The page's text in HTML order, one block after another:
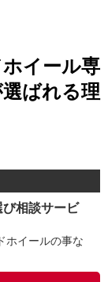
イール専
ばれる理
び相談サービ
ホイールの事な